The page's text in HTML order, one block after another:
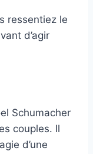
ressentiez le
d’agir
Schumacher
couples. Il
d’une